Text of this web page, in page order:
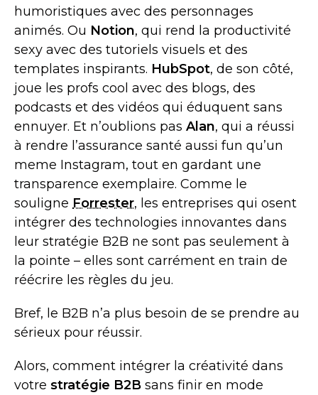
humoristiques avec des personnages
animés. Ou Notion, qui rend la productivité
sexy avec des tutoriels visuels et des
templates inspirants. HubSpot, de son côté,
joue les profs cool avec des blogs, des
podcasts et des vidéos qui éduquent sans
ennuyer. Et n’oublions pas Alan, qui a réussi
à rendre l’assurance santé aussi fun qu’un
meme Instagram, tout en gardant une
transparence exemplaire. Comme le
souligne Forrester, les entreprises qui osent
intégrer des technologies innovantes dans
leur stratégie B2B ne sont pas seulement à
la pointe – elles sont carrément en train de
réécrire les règles du jeu.
Bref, le B2B n’a plus besoin de se prendre au
sérieux pour réussir.
Alors, comment intégrer la créativité dans
votre stratégie B2B sans finir en mode